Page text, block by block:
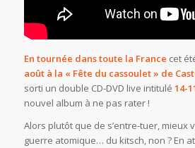
En tournée dans toute la France cet
août à la « Fête du cassoulet » de
sorti un double CD-DVD live intitulé 14-
nouvel album à ne pas rater !
Alors plutôt que de s’entre-tuer, mieux
guerre atomique… du kitsch, non ? En